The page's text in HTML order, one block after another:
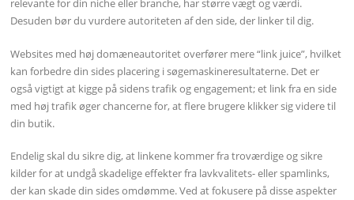
relevante for din niche eller branche, har større vægt og værdi.
Desuden bør du vurdere autoriteten af den side, der linker til dig.
Websites med høj domæneautoritet overfører mere “link juice”, hvilket
kan forbedre din sides placering i søgemaskineresultaterne. Det er
også vigtigt at kigge på sidens trafik og engagement; et link fra en side
med høj trafik øger chancerne for, at flere brugere klikker sig videre til
din butik.
Endelig skal du sikre dig, at linkene kommer fra troværdige og sikre
kilder for at undgå skadelige effekter fra lavkvalitets- eller spamlinks,
der kan skade din sides omdømme. Ved at fokusere på disse aspekter